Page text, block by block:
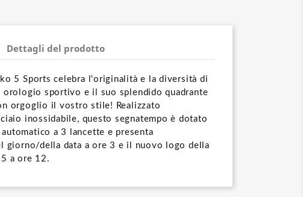
Dettagli del prodotto
5 Sports celebra l'originalità e la diversità di
orologio sportivo e il suo splendido quadrante
orgoglio il vostro stile! Realizzato
inossidabile, questo segnatempo è dotato
a 3 lancette e presenta
giorno/della data a ore 3 e il nuovo logo della
a ore 12.